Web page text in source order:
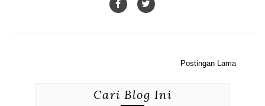
Postingan Lama
Cari Blog Ini